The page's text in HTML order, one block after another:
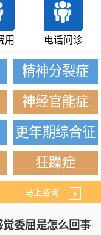
用 电话问诊
精神分裂症
神经官能症
更年期综合征
狂躁症
马上咨询
委屈是怎么回事